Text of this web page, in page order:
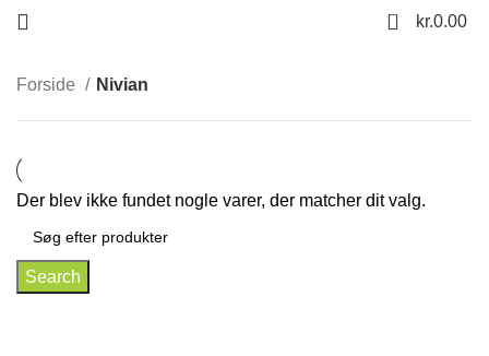
0 kr.0.00
Forside Nivian
Der blev ikke fundet nogle varer, der matcher dit valg.
Search